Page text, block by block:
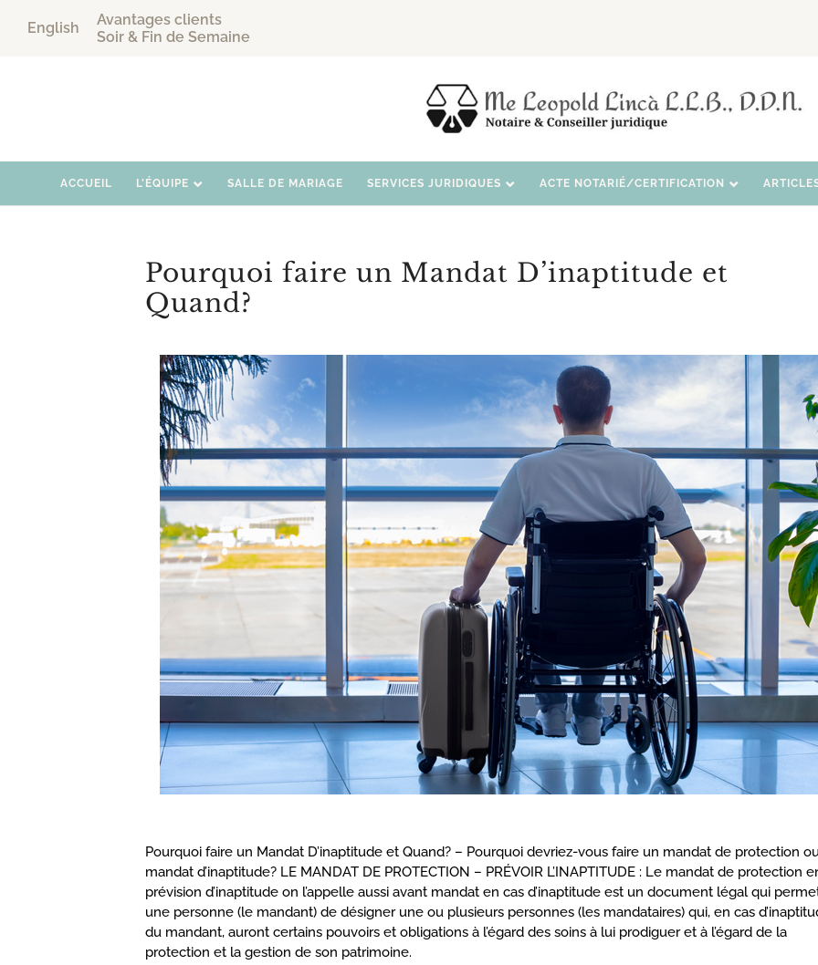
English
Avantages clients
Soir & Fin de Semaine
ACCUEIL L’ÉQUIPE SALLE DE MARIAGE SERVICES JURIDIQUES ACTE NOTARIÉ/CERTIFICATION
Pourquoi faire un Mandat D’inaptitude et
Quand?
Pourquoi faire un Mandat D’inaptitude et Quand? – Pourquoi devriez-vous faire un mandat de protection
mandat d’inaptitude? LE MANDAT DE PROTECTION – PRÉVOIR L’INAPTITUDE : Le mandat de protection
prévision d’inaptitude on l’appelle aussi avant mandat en cas d’inaptitude est un document légal qui
une personne (le mandant) de désigner une ou plusieurs personnes (les mandataires) qui, en cas
du mandant, auront certains pouvoirs et obligations à l’égard des soins à lui prodiguer et à l’égard de la
protection et la gestion de son patrimoine.